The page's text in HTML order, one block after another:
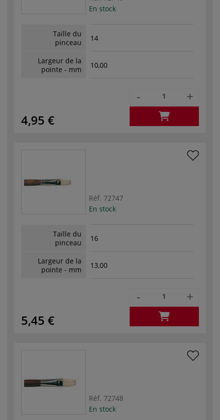
En stock
Taille du
pinceau
14
Largeur de la
pointe - mm
10,00
4,95 €
- +
Réf. 72747
En stock
Taille du
pinceau
16
Largeur de la
pointe - mm
13,00
5,45 €
- +
Réf. 72748
En stock